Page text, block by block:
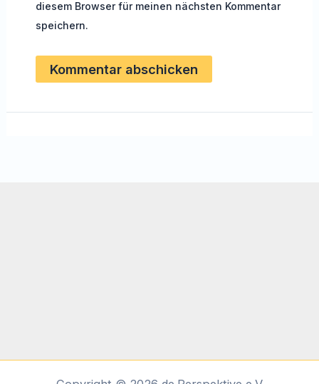
diesem Browser für meinen nächsten Kommentar
speichern.